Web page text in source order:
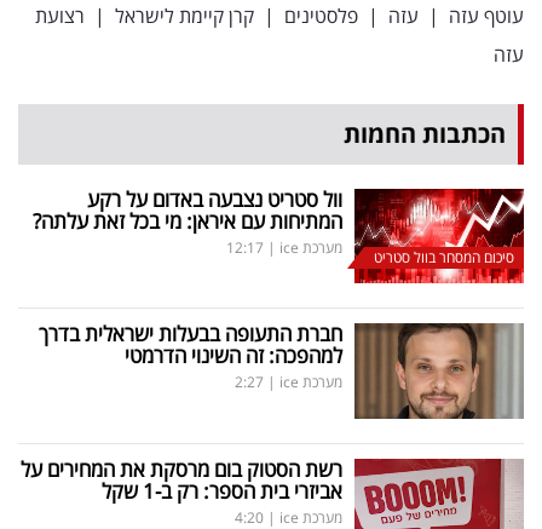
עוטף עזה | עזה | פלסטינים | קרן קיימת לישראל | רצועת
עזה
הכתבות החמות
סיכום המסחר בוול סטריט
וול סטריט נצבעה באדום על רקע
המתיחות עם איראן: מי בכל זאת עלתה?
מערכת ice |
12:17
חברת התעופה בבעלות ישראלית בדרך
למהפכה: זה השינוי הדרמטי
מערכת ice |
2:27
רשת הסטוק בום מרסקת את המחירים על
אביזרי בית הספר: רק ב-1 שקל
מערכת ice |
4:20